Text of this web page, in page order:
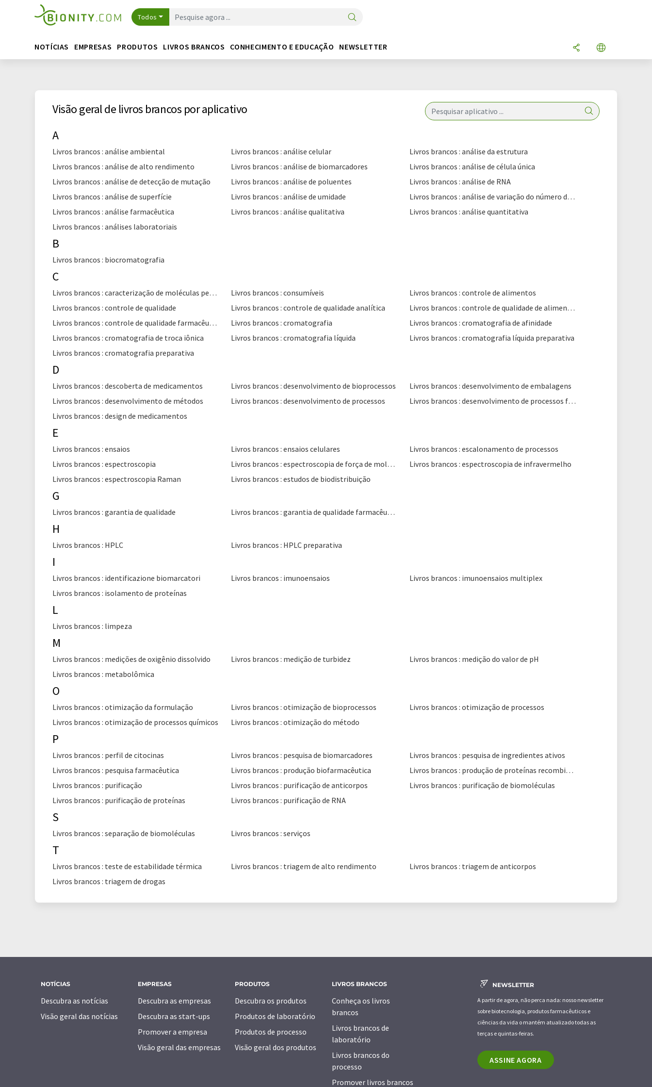
Todos
NOTÍCIAS EMPRESAS PRODUTOS LIVROS BRANCOS CONHECIMENTO E EDUCAÇÃO NEWSLETTER
Visão geral de livros brancos por aplicativo
A
Livros brancos : análise ambiental Livros brancos : análise celular
Livros brancos : análise da estrutura
Livros brancos : análise de alto rendimento
Livros brancos : análise de biomarcadores
Livros brancos : análise de célula única
Livros brancos : análise de detecção de mutação
Livros brancos : análise de poluentes
Livros brancos : análise de RNA
Livros brancos : análise de superfície
Livros brancos : análise de umidade
Livros brancos : análise de variação do número de cópias
Livros brancos : análise farmacêutica
Livros brancos : análise qualitativa
Livros brancos : análise quantitativa
Livros brancos : análises laboratoriais
B
Livros brancos : biocromatografia
C
Livros brancos : caracterização de moléculas pequenas Livros brancos : consumíveis
Livros brancos : controle de alimentos
Livros brancos : controle de qualidade
Livros brancos : controle de qualidade analítica
Livros brancos : controle de qualidade de alimentos
Livros brancos : controle de qualidade farmacêutica
Livros brancos : cromatografia
Livros brancos : cromatografia de afinidade
Livros brancos : cromatografia de troca iônica
Livros brancos : cromatografia líquida
Livros brancos : cromatografia líquida preparativa
Livros brancos : cromatografia preparativa
D
Livros brancos : descoberta de medicamentos Livros brancos : desenvolvimento de bioprocessos
Livros brancos : desenvolvimento de embalagens
Livros brancos : desenvolvimento de métodos
Livros brancos : desenvolvimento de processos
Livros brancos : desenvolvimento de processos farmacêuticos
Livros brancos : design de medicamentos
E
Livros brancos : ensaios Livros brancos : ensaios celulares
Livros brancos : escalonamento de processos
Livros brancos : espectroscopia
Livros brancos : espectroscopia de força de molécula única
Livros brancos : espectroscopia de infravermelho
Livros brancos : espectroscopia Raman
Livros brancos : estudos de biodistribuição
G
Livros brancos : garantia de qualidade Livros brancos : garantia de qualidade farmacêutica
H
Livros brancos : HPLC Livros brancos : HPLC preparativa
I
Livros brancos : identificazione biomarcatori Livros brancos : imunoensaios
Livros brancos : imunoensaios multiplex
Livros brancos : isolamento de proteínas
L
Livros brancos : limpeza
M
Livros brancos : medições de oxigênio dissolvido Livros brancos : medição de turbidez
Livros brancos : medição do valor de pH
Livros brancos : metabolômica
O
Livros brancos : otimização da formulação Livros brancos : otimização de bioprocessos
Livros brancos : otimização de processos
Livros brancos : otimização de processos químicos
Livros brancos : otimização do método
P
Livros brancos : perfil de citocinas Livros brancos : pesquisa de biomarcadores
Livros brancos : pesquisa de ingredientes ativos
Livros brancos : pesquisa farmacêutica
Livros brancos : produção biofarmacêutica
Livros brancos : produção de proteínas recombinantes
Livros brancos : purificação
Livros brancos : purificação de anticorpos
Livros brancos : purificação de biomoléculas
Livros brancos : purificação de proteínas
Livros brancos : purificação de RNA
S
Livros brancos : separação de biomoléculas Livros brancos : serviços
T
Livros brancos : teste de estabilidade térmica Livros brancos : triagem de alto rendimento
Livros brancos : triagem de anticorpos
Livros brancos : triagem de drogas
NOTÍCIAS
Descubra as notícias
Visão geral das notícias
EMPRESAS
Descubra as empresas
Descubra as start-ups
Promover a empresa
Visão geral das empresas
PRODUTOS
Descubra os produtos
Produtos de laboratório
Produtos de processo
Visão geral dos produtos
LIVROS BRANCOS
Conheça os livros
brancos
Livros brancos de
laboratório
Livros brancos do
processo
Promover livros brancos
NEWSLETTER
A partir de agora, não perca nada: nosso newsletter
sobre biotecnologia, produtos farmacêuticos e
ciências da vida o mantém atualizado todas as
terças e quintas-feiras.
ASSINE AGORA